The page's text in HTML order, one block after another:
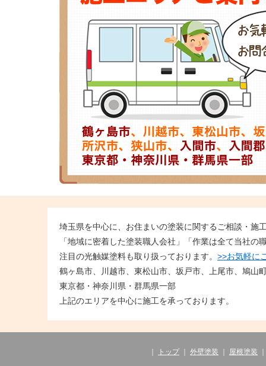
もっと見る>>>
埼玉県を中心に、お住まいの塗装に関するご相談・施
「地域に密着した塗装職人会社」「作業は全て当社
注目の光触媒塗料も取り扱っております。 >>お気軽に
鶴ヶ島市、川越市、東松山市、坂戸市、上尾市、鳩山
東京都・神奈川県・群馬県一部
上記のエリアを中心に施工を承っております。
トップ 外壁塗装 屋根塗装